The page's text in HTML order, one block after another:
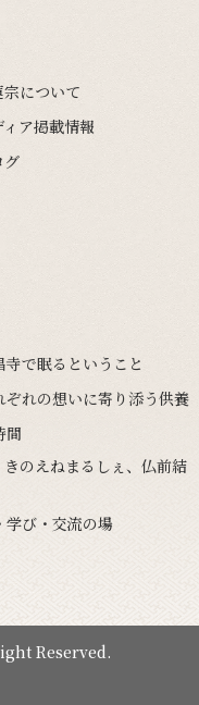
宗について
ィア掲載情報
グ
で眠るということ
れの想いに寄り添う供養
間
のえねまるしぇ、仏前結
び・交流の場
Reserved.